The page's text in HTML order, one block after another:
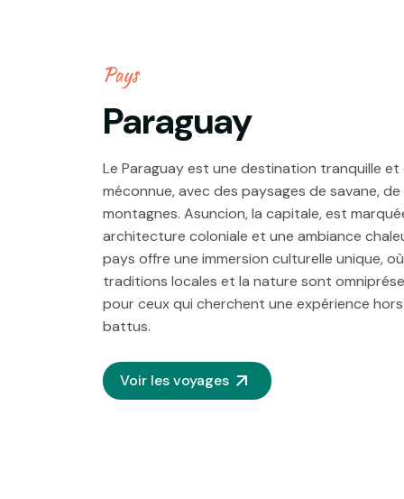
Pays
Paraguay
Le Paraguay est une destination tranquille
méconnue, avec des paysages de savane,
montagnes. Asuncion, la capitale, est
architecture coloniale et une ambiance
pays offre une immersion culturelle unique,
traditions locales et la nature sont
pour ceux qui cherchent une expérience
battus.
Voir les voyages